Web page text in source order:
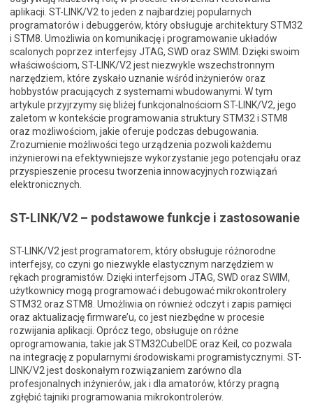
aplikacji. ST-LINK/V2 to jeden z najbardziej popularnych
programatorów i debuggerów, który obsługuje architektury STM32
i STM8. Umożliwia on komunikację i programowanie układów
scalonych poprzez interfejsy JTAG, SWD oraz SWIM. Dzięki swoim
właściwościom, ST-LINK/V2 jest niezwykle wszechstronnym
narzędziem, które zyskało uznanie wśród inżynierów oraz
hobbystów pracujących z systemami wbudowanymi. W tym
artykule przyjrzymy się bliżej funkcjonalnościom ST-LINK/V2, jego
zaletom w kontekście programowania struktury STM32 i STM8
oraz możliwościom, jakie oferuje podczas debugowania.
Zrozumienie możliwości tego urządzenia pozwoli każdemu
inżynierowi na efektywniejsze wykorzystanie jego potencjału oraz
przyspieszenie procesu tworzenia innowacyjnych rozwiązań
elektronicznych.
ST-LINK/V2 – podstawowe funkcje i zastosowanie
ST-LINK/V2 jest programatorem, który obsługuje różnorodne
interfejsy, co czyni go niezwykle elastycznym narzędziem w
rękach programistów. Dzięki interfejsom JTAG, SWD oraz SWIM,
użytkownicy mogą programować i debugować mikrokontrolery
STM32 oraz STM8. Umożliwia on również odczyt i zapis pamięci
oraz aktualizację firmware’u, co jest niezbędne w procesie
rozwijania aplikacji. Oprócz tego, obsługuje on różne
oprogramowania, takie jak STM32CubeIDE oraz Keil, co pozwala
na integrację z popularnymi środowiskami programistycznymi. ST-
LINK/V2 jest doskonałym rozwiązaniem zarówno dla
profesjonalnych inżynierów, jak i dla amatorów, którzy pragną
zgłębić tajniki programowania mikrokontrolerów.